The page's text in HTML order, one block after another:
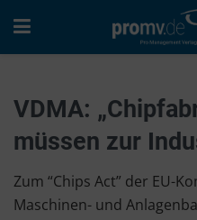
VDMA:
müssen zur
Zum “Chips Act” der EU-
Maschinen- und